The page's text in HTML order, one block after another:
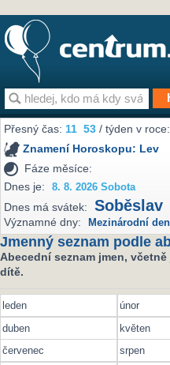
Přesný čas:11 53 / týden v
Znamení Horoskopu: Lev
Fáze měsíce:
Dnes je:
8. 8. 2026 Sobota
Dnes má svátek: Soběslav
Významné dny: Mezinárodní
Jmenný seznam podle
Abecední seznam jmen,
dítě.
leden únor
duben
květen
červenec
srpen